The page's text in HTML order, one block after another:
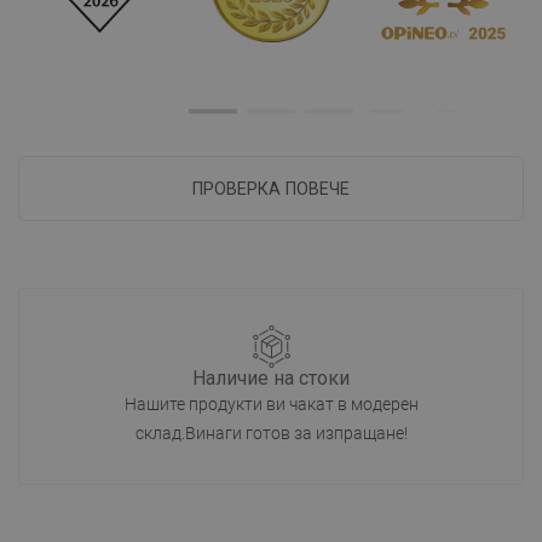
ПРОВЕРКА ПОВЕЧЕ
Наличие на стоки
Нашите продукти ви чакат в модерен
склад.Винаги готов за изпращане!